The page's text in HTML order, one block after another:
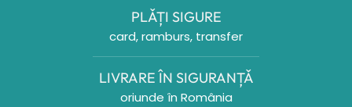
PLǍȚI SIGURE
card, ramburs, transfer
LIVRARE ÎN SIGURANȚǍ
oriunde în România